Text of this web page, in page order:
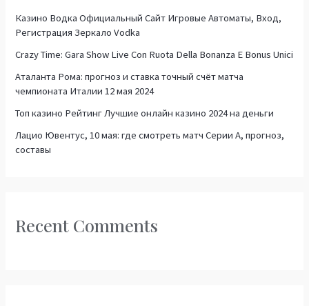
Казино Водка Официальный Сайт Игровые Автоматы, Вход,
Регистрация Зеркало Vodka
Crazy Time: Gara Show Live Con Ruota Della Bonanza E Bonus Unici
Аталанта Рома: прогноз и ставка точный счёт матча
чемпионата Италии 12 мая 2024
Топ казино Рейтинг Лучшие онлайн казино 2024 на деньги
Лацио Ювентус, 10 мая: где смотреть матч Серии А, прогноз,
составы
Recent Comments